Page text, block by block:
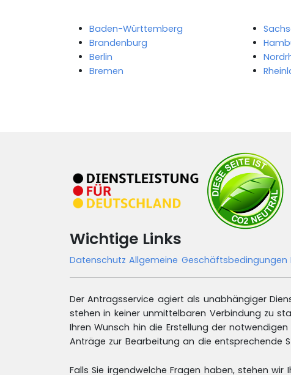
Baden-Württemberg
Brandenburg
Berlin
Bremen
Wichtige Links
DatenschutzAllgemeine Geschäftsbedingungen
Der Antragsservice agiert als unabhängiger
stehen in keiner unmittelbaren Verbindung zu
Ihren Wunsch hin die Erstellung der
Anträge zur Bearbeitung an die entsprechende
Falls Sie irgendwelche Fragen haben, stehen